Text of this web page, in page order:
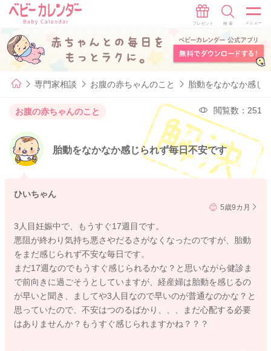
専門家相談 お腹の赤ちゃんのこと 胎動をなかなか感じ
お腹の赤ちゃんのこと 閲覧数：251
胎動をなかなか感じられず毎日不安です
ひいちゃん
5歳9カ月
3人目妊娠中で、もうすぐ17週目です。
悪阻が終わり気持ち悪さやだるさがなくなったのですが、胎動
をまだ感じられず不安な毎日です。
まだ17週なのでもうすぐ感じられるかな？と思いながら健診ま
で前向きに過ごそうとしていますが、経産婦は胎動を感じるの
が早いと聞き、ましてや3人目なので早いのが普通なのかな？と
思っていたので、不安はつのるばかり、、、まだ心配する必要
はありませんか？もうすぐ感じられますかね？？？